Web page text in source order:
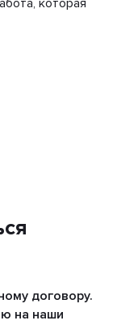
договору.
на наши